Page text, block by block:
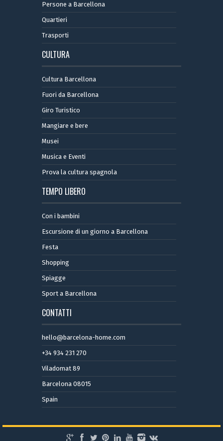
Persone a Barcellona
Quartieri
Trasporti
CULTURA
Cultura Barcellona
Fuori da Barcellona
Giro Turistico
Mangiare e bere
Musei
Musica e Eventi
Prova la cultura spagnola
TEMPO LIBERO
Con i bambini
Escursione di un giorno a Barcellona
Festa
Shopping
Spiagge
Sport a Barcellona
CONTATTI
hello@barcelona-home.com
+34 934 231 270
Viladomat 89
Barcelona 08015
Spain